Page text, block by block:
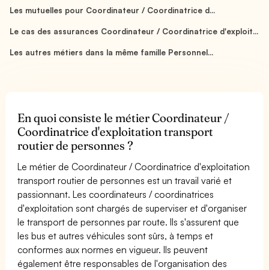
Les mutuelles pour Coordinateur / Coordinatrice d...
Le cas des assurances Coordinateur / Coordinatrice d'exploit...
Les autres métiers dans la même famille Personnel...
En quoi consiste le métier Coordinateur /
Coordinatrice d'exploitation transport
routier de personnes ?
Le métier de Coordinateur / Coordinatrice d'exploitation
transport routier de personnes est un travail varié et
passionnant. Les coordinateurs / coordinatrices
d'exploitation sont chargés de superviser et d'organiser
le transport de personnes par route. Ils s'assurent que
les bus et autres véhicules sont sûrs, à temps et
conformes aux normes en vigueur. Ils peuvent
également être responsables de l'organisation des